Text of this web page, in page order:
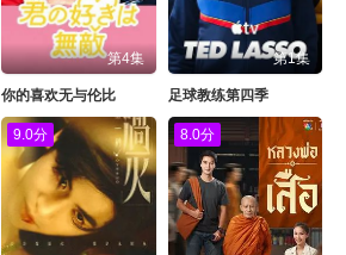
第4集
你的喜欢无与伦比
第1集
足球教练第四季
9.0分 8.0分